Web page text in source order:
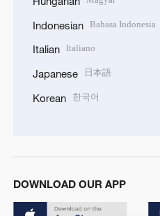
Indonesian Bahasa Indonesia
Italian Italiano
Japanese 日本語
Korean 한국어
DOWNLOAD OUR APP